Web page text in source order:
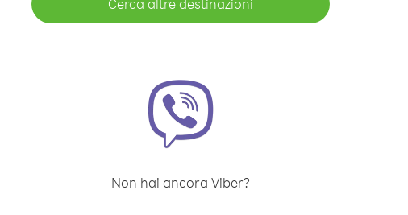
Cerca altre destinazioni
Non hai ancora Viber?